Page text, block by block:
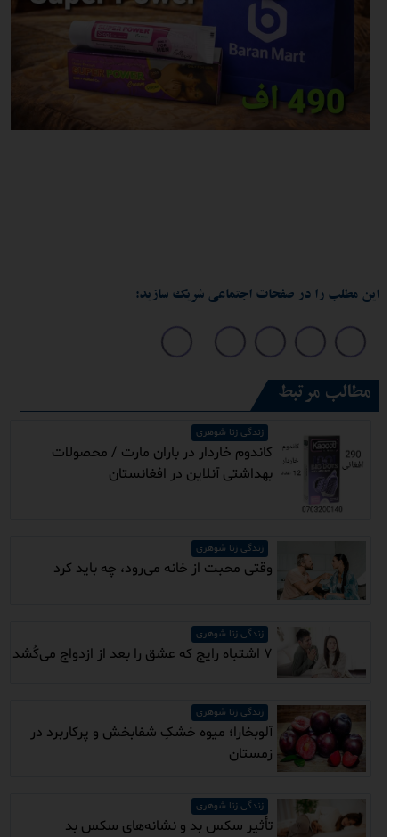
این مطلب را در صفحات اجتماعی شریک سازید:
مطالب مرتبط
زندگی زنا شوهری
کاندوم خاردار در باران مارت / محصولات
بهداشتی آنلاین در افغانستان
زندگی زنا شوهری
وقتی محبت از خانه می‌رود، چه باید کرد
زندگی زنا شوهری
زندگی زنا شوهری
آلوبخارا؛ میوه خشکِ شفابخش و پرکاربرد در
زمستان
زندگی زنا شوهری
تأثیر سکس بد و نشانه‌های سکس بد